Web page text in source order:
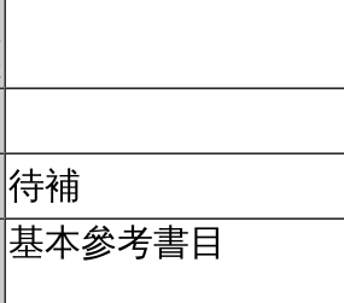
待補
基本參考書目